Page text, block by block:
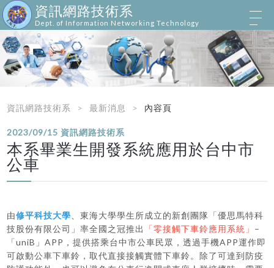
資訊網路技術系
Dept. of Information Networking Technology
資訊網路技術系 最新消息 內容頁
2023/09/15 資訊網路技術系
本系畢業生開發系統應用於台中市
公車
由修平科技大學 、東海大學學生所成立的新創團隊「優思馬特科
技股份有限公司」率全國之冠推出
「零接觸下車鈴應用系統」 –
「uniB」APP，提供搭乘台中市公車民眾，透過手機APP運作即
可啟動公車下車鈴，取代直接接觸實體下車鈴。除了可達到防疫